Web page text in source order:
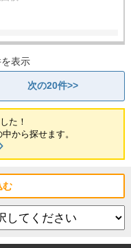
表示
次の20件>>
た！
から探せます。
む